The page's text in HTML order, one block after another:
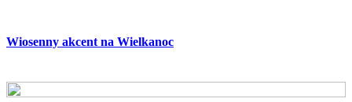
Wiosenny akcent na Wielkanoc